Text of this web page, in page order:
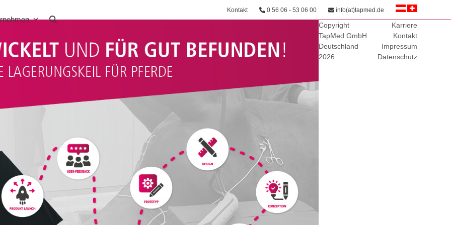
Kontakt 0 56 06 - 53 06 00 info(at)tapmed.de
Copyright
TapMed GmbH
Deutschland
2026
Karriere
Kontakt
Impressum
Datenschutz